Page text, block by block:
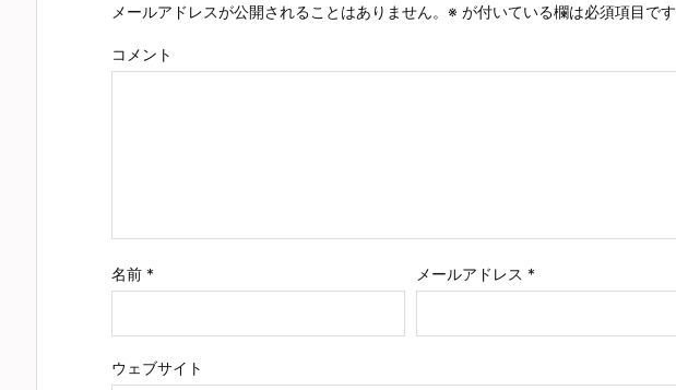
メールアドレスが公開されることはありません。 ※ が付いている欄は必須項目です
コメント
名前 * メールアドレス *
ウェブサイト